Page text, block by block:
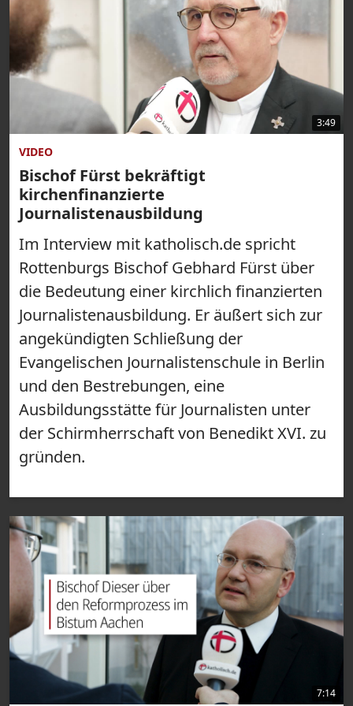
3:49
VIDEO
Bischof Fürst bekräftigt
kirchenfinanzierte
Journalistenausbildung
Im Interview mit katholisch.de spricht
Rottenburgs Bischof Gebhard Fürst über
die Bedeutung einer kirchlich finanzierten
Journalistenausbildung. Er äußert sich zur
angekündigten Schließung der
Evangelischen Journalistenschule in Berlin
und den Bestrebungen, eine
Ausbildungsstätte für Journalisten unter
der Schirmherrschaft von Benedikt XVI. zu
gründen.
7:14